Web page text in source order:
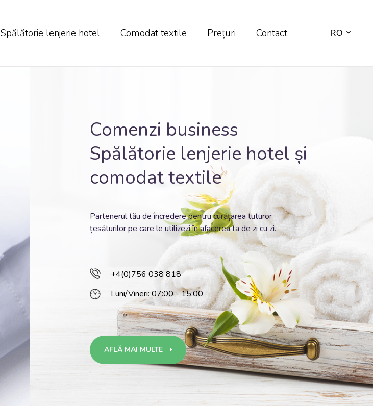
Spălătorie lenjerie hotel Comodat textile Prețuri Contact RO
Comenzi business
Spălătorie lenjerie hotel și
comodat textile
Partenerul tău de încredere pentru curățarea tuturor
țesăturilor pe care le utilizezi în afacerea ta de zi cu zi.
+4(0)756 038 818
Luni/Vineri: 07:00 - 15:00
AFLĂ MAI MULTE